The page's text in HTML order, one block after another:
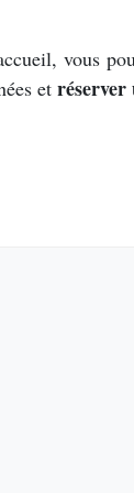
vous
et